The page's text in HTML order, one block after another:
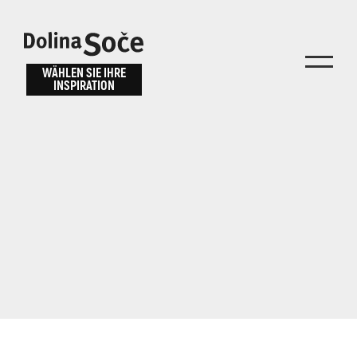
WÄHLEN SIE IHRE
INSPIRATION
Inspiration
finden
Wählen Sie ein